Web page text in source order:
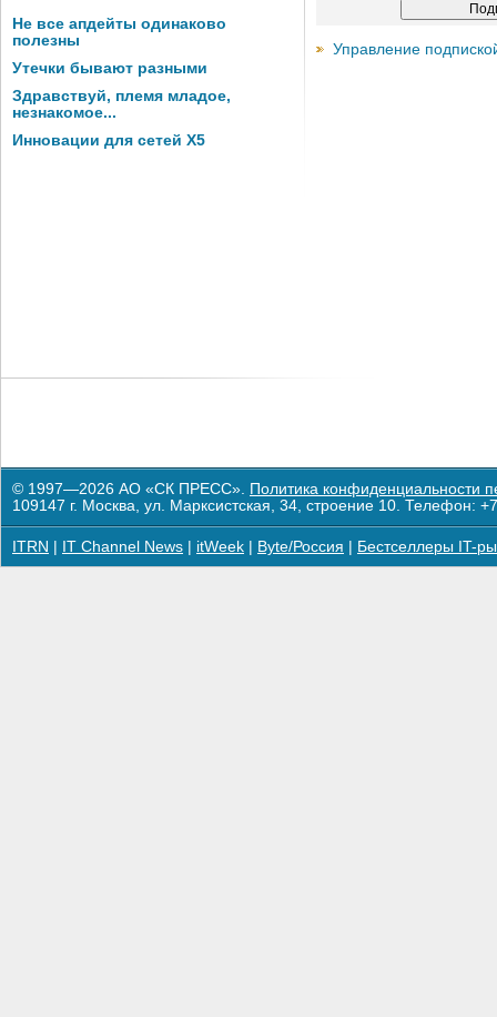
Не все апдейты одинаково
полезны
Утечки бывают разными
Здравствуй, племя младое,
незнакомое...
Инновации для сетей X5
Управление
© 1997—2026 АО «СК ПРЕСС». Политика конфиденциальности
109147 г. Москва, ул. Марксистская, 34, строение 10. Телефон:
ITRN IT Channel News itWeek Byte/Россия Бестселлеры IT-